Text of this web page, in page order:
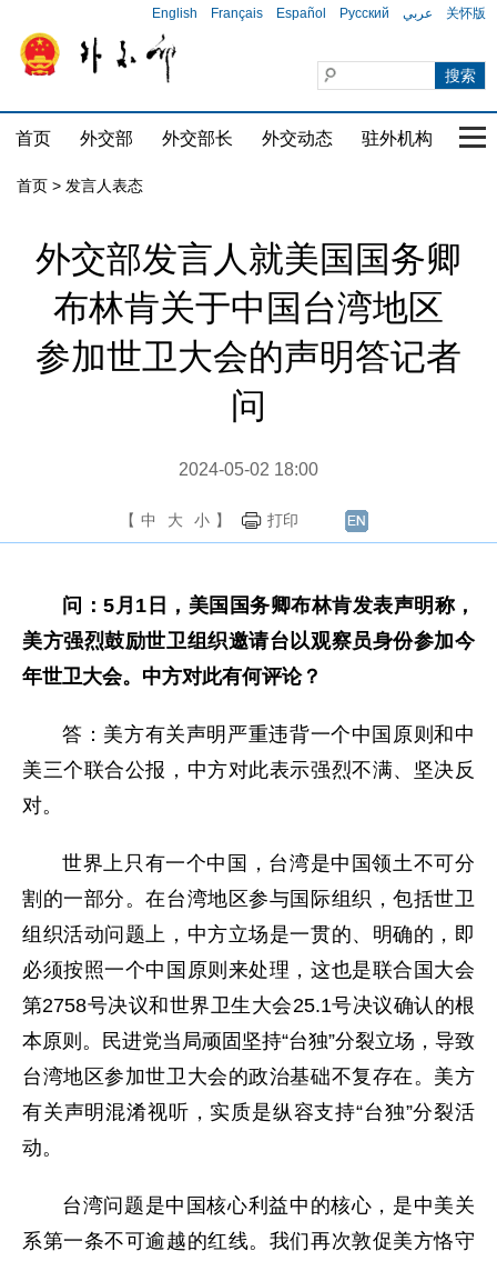
English Français Español Русский عربي 关怀版
首页 外交部 外交部长 外交动态 驻外机构 国
首页 > 发言人表态
外交部发言人就美国国务卿
布林肯关于中国台湾地区
参加世卫大会的声明答记者
问
2024-05-02 18:00
【 中 大 小 】 打印
问：5月1日，美国国务卿布林肯发表声明称，
美方强烈鼓励世卫组织邀请台以观察员身份参加今
年世卫大会。中方对此有何评论？
答：美方有关声明严重违背一个中国原则和中
美三个联合公报，中方对此表示强烈不满、坚决反
对。
世界上只有一个中国，台湾是中国领土不可分
割的一部分。在台湾地区参与国际组织，包括世卫
组织活动问题上，中方立场是一贯的、明确的，即
必须按照一个中国原则来处理，这也是联合国大会
第2758号决议和世界卫生大会25.1号决议确认的根
本原则。民进党当局顽固坚持“台独”分裂立场，导致
台湾地区参加世卫大会的政治基础不复存在。美方
有关声明混淆视听，实质是纵容支持“台独”分裂活
动。
台湾问题是中国核心利益中的核心，是中美关
系第一条不可逾越的红线。我们再次敦促美方恪守